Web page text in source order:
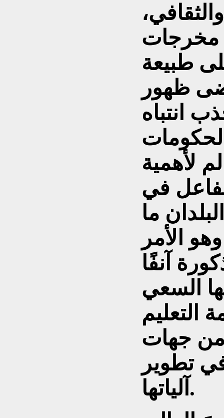
مخرجات
طبيعة
ظهور
انتباه
لأهمية
في
ما
الأمر
آنفًا
السعي
التعليم
من جهات
تطوير
آلياتها.